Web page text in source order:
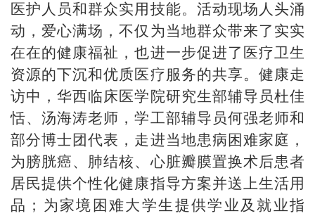
医护人员和群众实用技能。活动现场人头涌
动，爱心满场，不仅为当地群众带来了实实
在在的健康福祉 ，也进一步促进了医疗卫生
资源的下沉和优质医疗服务的共享。健康走
访中，华西临床医学院研究生部辅导员杜佳
恬、汤海涛老师，学工部辅导 员何强老师和
部分博士团代表， 走进当地患病困难家庭，
为膀胱癌、肺结核、心脏瓣膜置换术后患者
居民提供个性化健康指导方案并送上生活用
品 ；为家境困难大学生提供学业及就业指